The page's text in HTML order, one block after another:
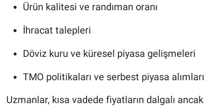
Ürün kalitesi ve randıman oranı
İhracat talepleri
Döviz kuru ve küresel piyasa gelişmeleri
TMO politikaları ve serbest piyasa alımları
Uzmanlar, kısa vadede fiyatların dalgalı ancak